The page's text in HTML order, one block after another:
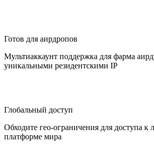
Готов для аирдропов
Мультиаккаунт поддержка для фарма
уникальными резидентскими IP
Глобальный доступ
Обходите гео-ограничения для доступа к
платформе мира